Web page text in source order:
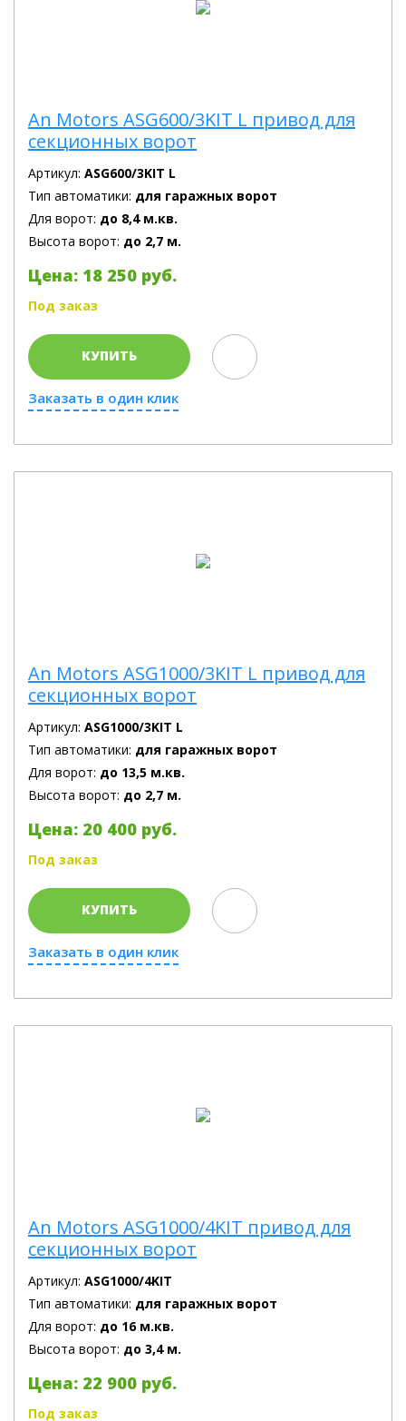
An Motors ASG600/3KIT L привод для
секционных ворот
Артикул: ASG600/3KIT L
Тип автоматики: для гаражных ворот
Для ворот: до 8,4 м.кв.
Высота ворот: до 2,7 м.
Цена: 18 250 руб.
Под заказ
КУПИТЬ
Заказать в один клик
An Motors ASG1000/3KIT L привод для
секционных ворот
Артикул: ASG1000/3KIT L
Тип автоматики: для гаражных ворот
Для ворот: до 13,5 м.кв.
Высота ворот: до 2,7 м.
Цена: 20 400 руб.
Под заказ
КУПИТЬ
Заказать в один клик
An Motors ASG1000/4KIT привод для
секционных ворот
Артикул: ASG1000/4KIT
Тип автоматики: для гаражных ворот
Для ворот: до 16 м.кв.
Высота ворот: до 3,4 м.
Цена: 22 900 руб.
Под заказ